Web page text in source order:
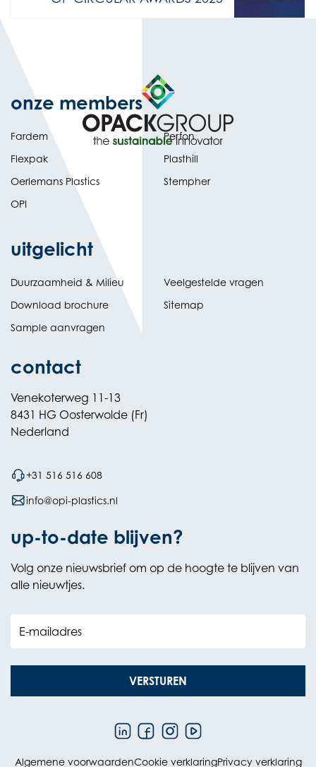
onze members
Fardem
Flexpak
Oerlemans Plastics
OPI
Perfon
Plasthill
Stempher
uitgelicht
Duurzaamheid & Milieu
Download brochure
Sample aanvragen
Veelgestelde vragen
Sitemap
contact
Venekoterweg 11-13
8431 HG Oosterwolde (Fr)
Nederland
+31 516 516 608
info@opi-plastics.nl
up-to-date blijven?
Volg onze nieuwsbrief om op de hoogte te blijven van
alle nieuwtjes.
E-mailadres
VERSTUREN
Algemene voorwaardenCookie verklaringPrivacy verklaring